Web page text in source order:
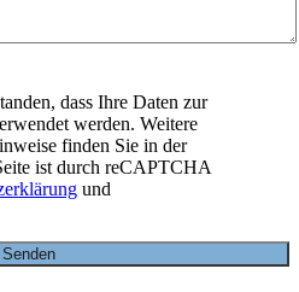
dass Ihre Daten zur
werden. Weitere
finden Sie in der
ist durch reCAPTCHA
und